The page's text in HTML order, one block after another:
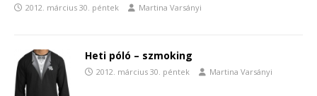
2012. március 30. péntek Martina Varsányi
Heti póló – szmoking
2012. március 30. péntek Martina Varsányi